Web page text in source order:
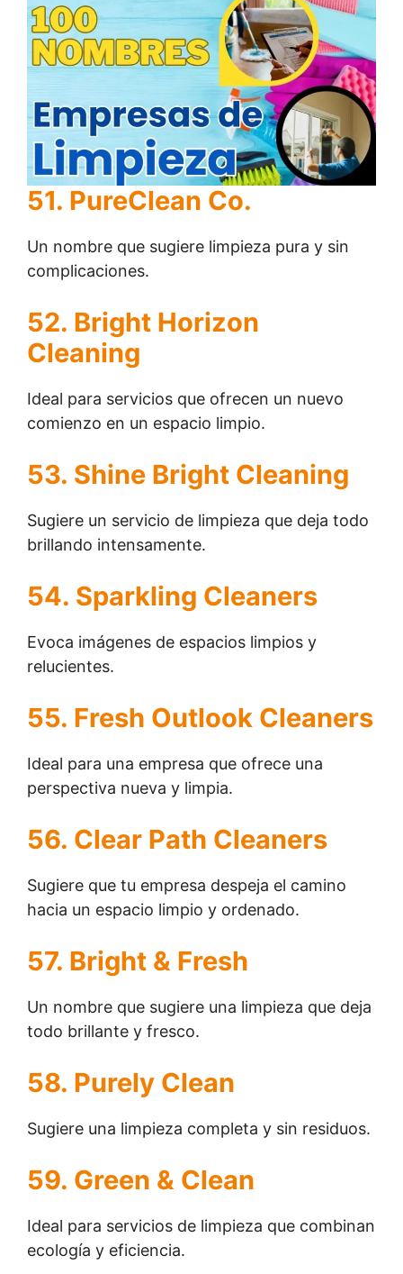
51. PureClean Co.
Un nombre que sugiere limpieza pura y sin
complicaciones.
52. Bright Horizon
Cleaning
Ideal para servicios que ofrecen un nuevo
comienzo en un espacio limpio.
53. Shine Bright Cleaning
Sugiere un servicio de limpieza que deja todo
brillando intensamente.
54. Sparkling Cleaners
Evoca imágenes de espacios limpios y
relucientes.
55. Fresh Outlook Cleaners
Ideal para una empresa que ofrece una
perspectiva nueva y limpia.
56. Clear Path Cleaners
Sugiere que tu empresa despeja el camino
hacia un espacio limpio y ordenado.
57. Bright & Fresh
Un nombre que sugiere una limpieza que deja
todo brillante y fresco.
58. Purely Clean
Sugiere una limpieza completa y sin residuos.
59. Green & Clean
Ideal para servicios de limpieza que combinan
ecología y eficiencia.